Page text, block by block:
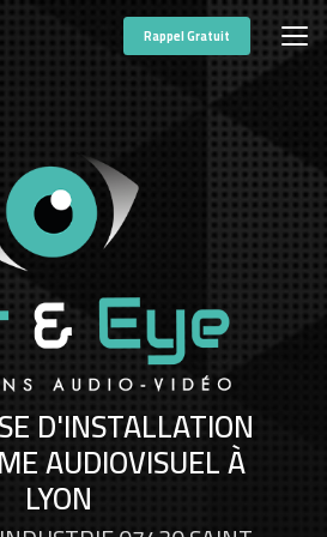
Rappel Gratuit
D'INSTALLATION
AUDIOVISUEL À
LYON